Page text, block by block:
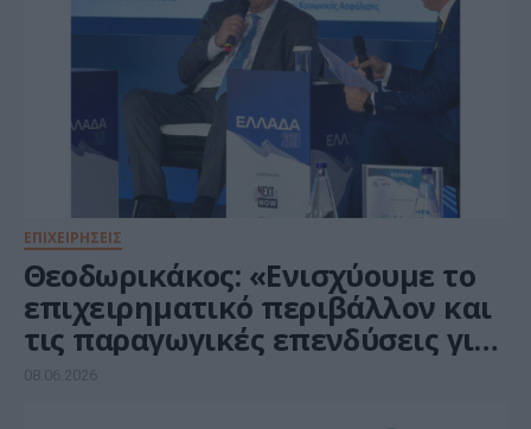
ΕΠΙΧΕΙΡΗΣΕΙΣ
Θεοδωρικάκος: «Ενισχύουμε το
επιχειρηματικό περιβάλλον και
τις παραγωγικές επενδύσεις για
την Ελλάδα του 2030»
08.06.2026